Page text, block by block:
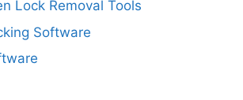
Lock Removal Tools
Software